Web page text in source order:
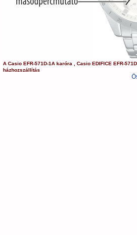
ACasio EFR-571D-1A karóra ,Casio EDIFICE EFR-
házhozszállítás